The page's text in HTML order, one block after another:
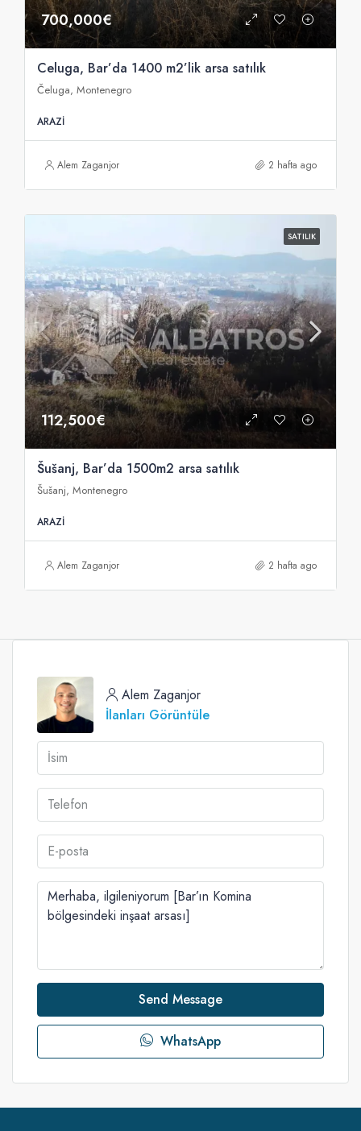
700,000€
Celuga, Bar’da 1400 m2’lik arsa satılık
Čeluga, Montenegro
ARAZI
Alem Zaganjor 2 hafta ago
SATILIK
112,500€
Šušanj, Bar’da 1500m2 arsa satılık
Šušanj, Montenegro
ARAZI
Alem Zaganjor 2 hafta ago
Alem Zaganjor
İlanları Görüntüle
Send Message
WhatsApp